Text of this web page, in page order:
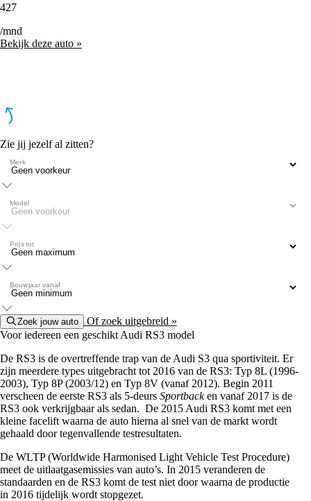
427
/mnd
Bekijk deze auto »
Zie jij jezelf al zitten?
Merk
Model
Prijs tot
Bouwjaar vanaf
Zoek jouw auto
Of zoek uitgebreid »
Voor iedereen een geschikt Audi RS3 model
De RS3 is de overtreffende trap van de Audi S3 qua sportiviteit. Er
zijn meerdere types uitgebracht tot 2016 van de RS3: Typ 8L (1996-
2003), Typ 8P (2003/12) en Typ 8V (vanaf 2012). Begin 2011
verscheen de eerste RS3 als 5-deurs Sportbacken vanaf 2017 is de
RS3 ook verkrijgbaar als sedan. De 2015 Audi RS3 komt met een
kleine facelift waarna de auto hierna al snel van de markt wordt
gehaald door tegenvallende testresultaten.
De WLTP (Worldwide Harmonised Light Vehicle Test Procedure)
meet de uitlaatgasemissies van auto’s. In 2015 veranderen de
standaarden en de RS3 komt de test niet door waarna de productie
in 2016 tijdelijk wordt stopgezet.